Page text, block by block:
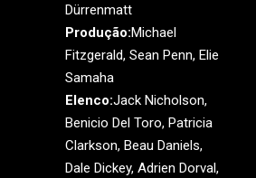
Dürrenmatt
Produção:Michael
Fitzgerald, Sean Penn, Elie
Samaha
Elenco:Jack Nicholson,
Benicio Del Toro, Patricia
Clarkson, Beau Daniels,
Dale Dickey, Adrien Dorval,